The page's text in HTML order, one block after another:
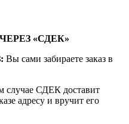
«СДЕК»
Вы сами забираете заказ в
случае СДЕК доставит
адресу и вручит его